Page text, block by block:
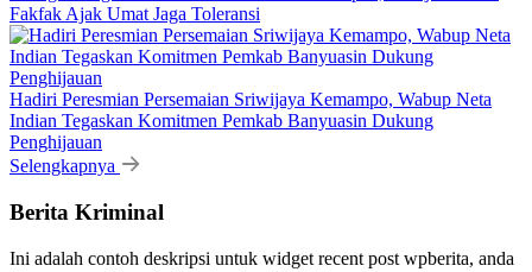
Fakfak Ajak Umat Jaga Toleransi
Hadiri Peresmian Persemaian Sriwijaya Kemampo, Wabup Neta
Indian Tegaskan Komitmen Pemkab Banyuasin Dukung
Penghijauan
Selengkapnya
Berita Kriminal
Ini adalah contoh deskripsi untuk widget recent post wpberita, anda